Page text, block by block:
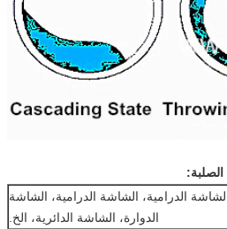
الدرامية، الشاشة الدرامية، الشاشة
الدوارة، الشاشة الدائرية، الخ.